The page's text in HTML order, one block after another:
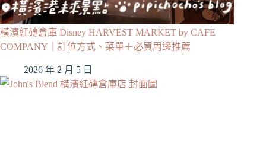
橫濱紅磚倉庫 Disney HARVEST MARKET by CAFE
COMPANY｜訂位方式、菜單＋必買周邊推薦
2026 年 2 月 5 日